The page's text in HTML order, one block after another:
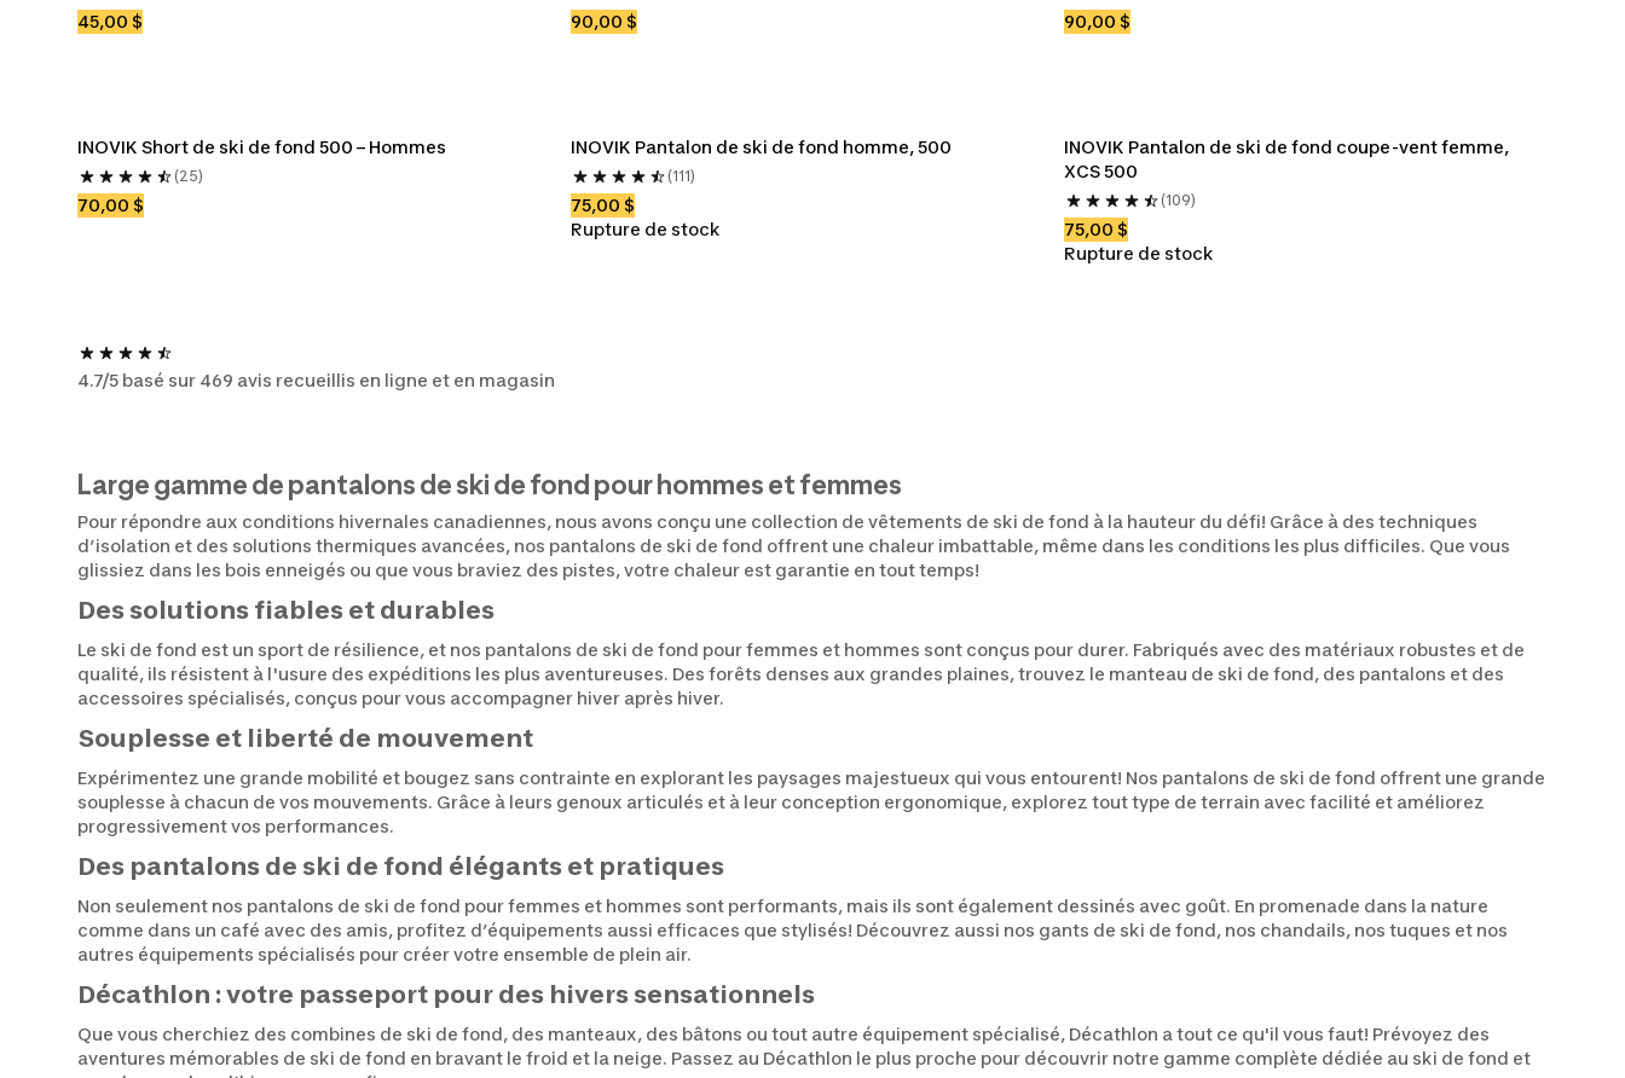
45,00 $ 90,00 $ 90,00 $
INOVIK Short de ski de fond 500 – Hommes
(25)
70,00 $
INOVIK Pantalon de ski de fond homme, 500
(111)
75,00 $
Rupture de stock
INOVIK Pantalon de ski de fond coupe-vent femme,
XCS 500
(109)
75,00 $
Rupture de stock
4.7/5 basé sur 469 avis recueillis en ligne et en magasin
Large gamme de pantalons de ski de fond pour hommes et femmes
Pour répondre aux conditions hivernales canadiennes, nous avons conçu une collection de vêtements de ski de fond à la hauteur du défi! Grâce à des techniques
d’isolation et des solutions thermiques avancées, nos pantalons de ski de fond offrent une chaleur imbattable, même dans les conditions les plus difficiles. Que vous
glissiez dans les bois enneigés ou que vous braviez des pistes, votre chaleur est garantie en tout temps!
Des solutions fiables et durables
Le ski de fond est un sport de résilience, et nos pantalons de ski de fond pour femmes et hommes sont conçus pour durer. Fabriqués avec des matériaux robustes et de
qualité, ils résistent à l'usure des expéditions les plus aventureuses. Des forêts denses aux grandes plaines, trouvez le manteau de ski de fond, des pantalons et des
accessoires spécialisés, conçus pour vous accompagner hiver après hiver.
Souplesse et liberté de mouvement
Expérimentez une grande mobilité et bougez sans contrainte en explorant les paysages majestueux qui vous entourent! Nos pantalons de ski de fond offrent une grande
souplesse à chacun de vos mouvements. Grâce à leurs genoux articulés et à leur conception ergonomique, explorez tout type de terrain avec facilité et améliorez
progressivement vos performances.
Des pantalons de ski de fond élégants et pratiques
Non seulement nos pantalons de ski de fond pour femmes et hommes sont performants, mais ils sont également dessinés avec goût. En promenade dans la nature
comme dans un café avec des amis, profitez d’équipements aussi efficaces que stylisés! Découvrez aussi nos gants de ski de fond, nos chandails, nos tuques et nos
autres équipements spécialisés pour créer votre ensemble de plein air.
Décathlon : votre passeport pour des hivers sensationnels
Que vous cherchiez des combines de ski de fond, des manteaux, des bâtons ou tout autre équipement spécialisé, Décathlon a tout ce qu'il vous faut! Prévoyez des
aventures mémorables de ski de fond en bravant le froid et la neige. Passez au Décathlon le plus proche pour découvrir notre gamme complète dédiée au ski de fond et